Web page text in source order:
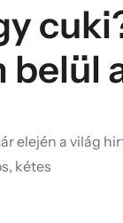
elején a világ
kétes